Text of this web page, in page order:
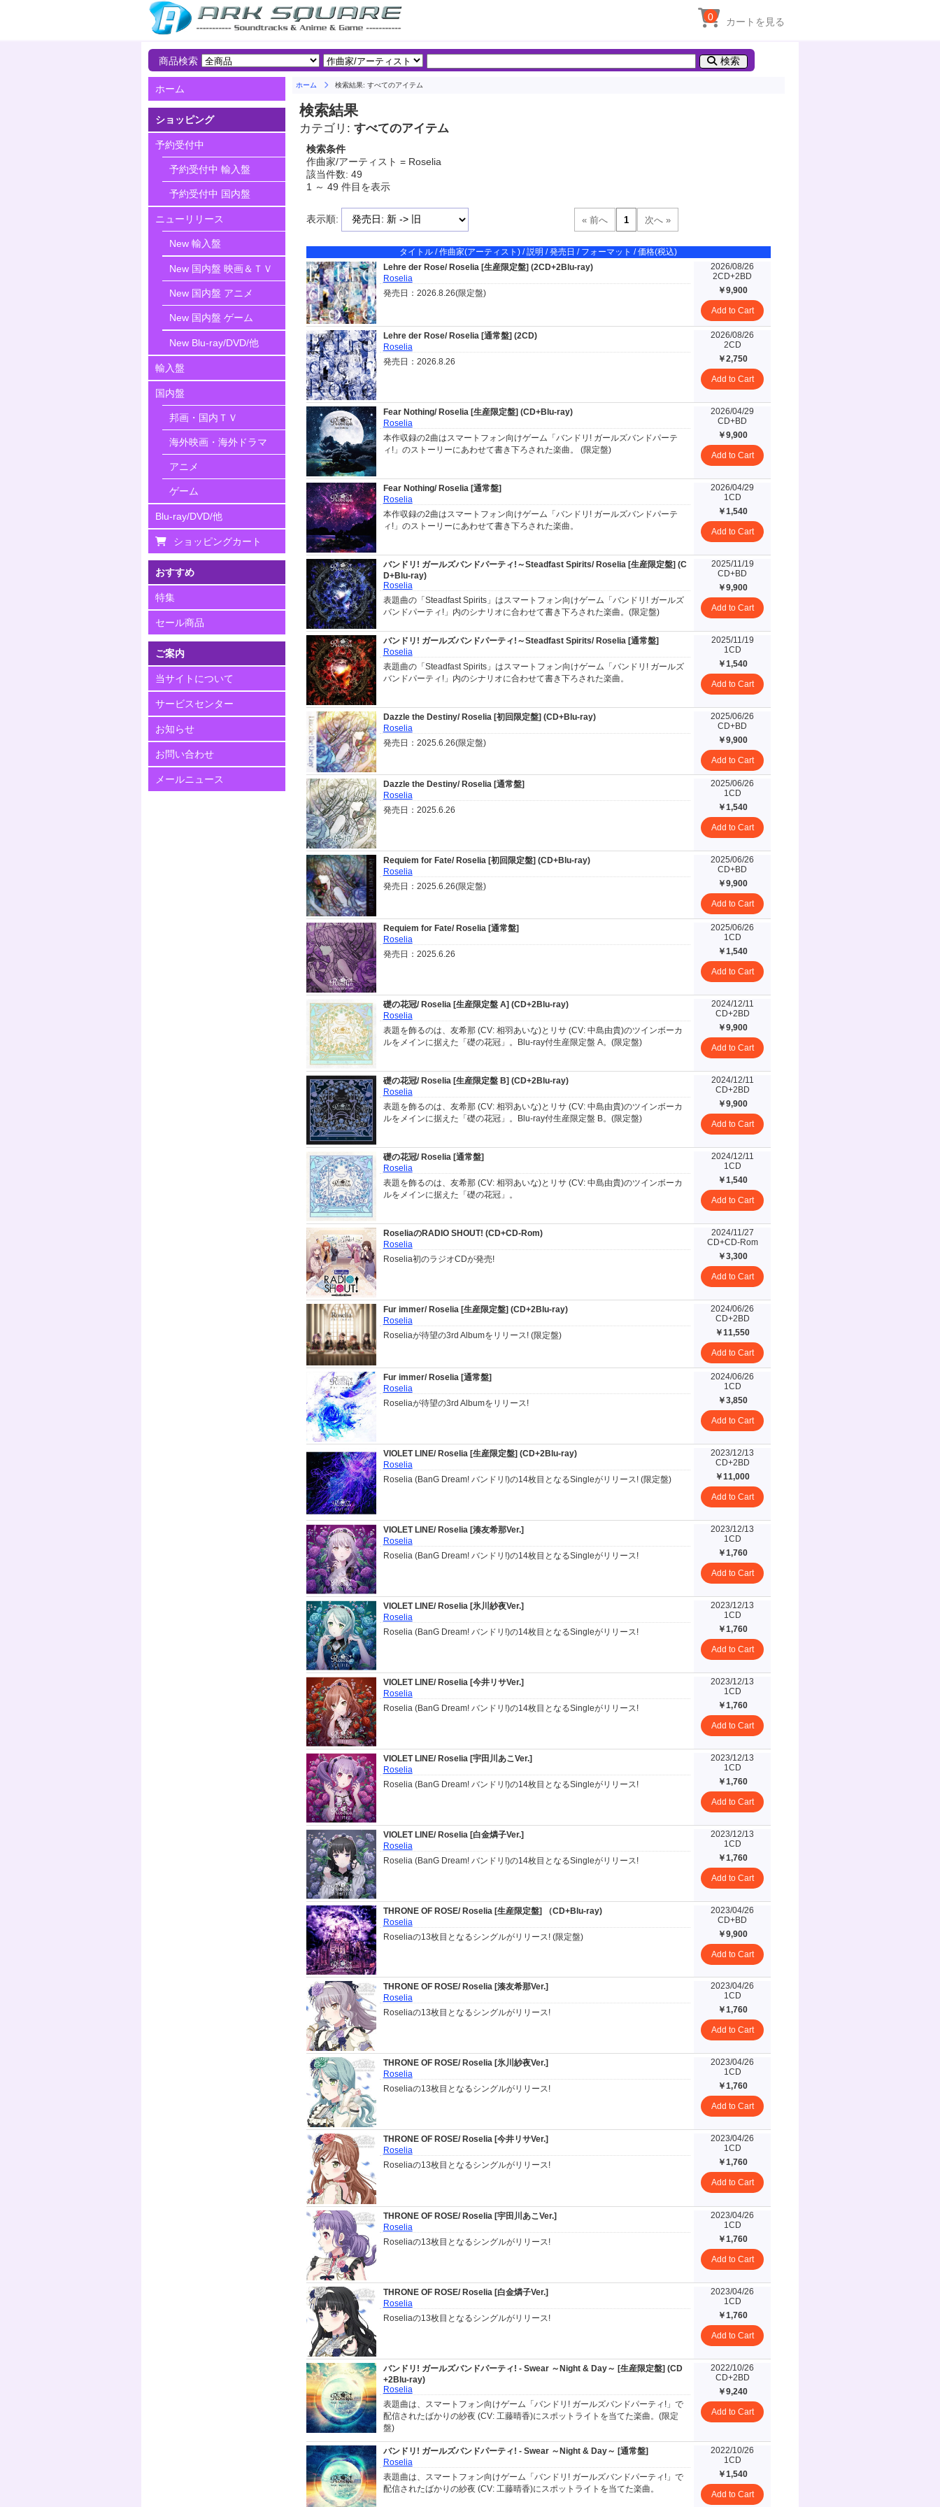
カートを見る
0
商品検索 検索
ホーム
ショッピング
予約受付中
予約受付中 輸入盤
予約受付中 国内盤
ニューリリース
New 輸入盤
New 国内盤 映画＆ＴＶ
New 国内盤 アニメ
New 国内盤 ゲーム
New Blu-ray/DVD/他
輸入盤
国内盤
邦画・国内ＴＶ
海外映画・海外ドラマ
アニメ
ゲーム
Blu-ray/DVD/他
ショッピングカート
おすすめ
特集
セール商品
ご案内
当サイトについて
サービスセンター
お知らせ
お問い合わせ
メールニュース
ホーム 検索結果: すべてのアイテム
検索結果
カテゴリ: すべてのアイテム
検索条件
作曲家/アーティスト = Roselia
該当件数: 49
1 ～ 49 件目を表示
表示順:
タイトル / 作曲家(アーティスト) / 説明 / 発売日 / フォーマット / 価格(税込)
Lehre der Rose/ Roselia [生産限定盤] (2CD+2Blu-ray)
Roselia
発売日：2026.8.26(限定盤)
2026/08/26
2CD+2BD
￥9,900
Add to Cart
Lehre der Rose/ Roselia [通常盤] (2CD)
Roselia
発売日：2026.8.26
2026/08/26
2CD
￥2,750
Add to Cart
Fear Nothing/ Roselia [生産限定盤] (CD+Blu-ray)
Roselia
本作収録の2曲はスマートフォン向けゲーム「バンドリ! ガールズバンドパーテ
ィ!」のストーリーにあわせて書き下ろされた楽曲。 (限定盤)
2026/04/29
CD+BD
￥9,900
Add to Cart
Fear Nothing/ Roselia [通常盤]
Roselia
本作収録の2曲はスマートフォン向けゲーム「バンドリ! ガールズバンドパーテ
ィ!」のストーリーにあわせて書き下ろされた楽曲。
2026/04/29
1CD
￥1,540
Add to Cart
バンドリ! ガールズバンドパーティ!～Steadfast Spirits/ Roselia [生産限定盤] (C
D+Blu-ray)
Roselia
表題曲の「Steadfast Spirits」はスマートフォン向けゲーム「バンドリ! ガールズ
バンドパーティ!」内のシナリオに合わせて書き下ろされた楽曲。(限定盤)
2025/11/19
CD+BD
￥9,900
Add to Cart
バンドリ! ガールズバンドパーティ!～Steadfast Spirits/ Roselia [通常盤]
Roselia
表題曲の「Steadfast Spirits」はスマートフォン向けゲーム「バンドリ! ガールズ
バンドパーティ!」内のシナリオに合わせて書き下ろされた楽曲。
2025/11/19
1CD
￥1,540
Add to Cart
Dazzle the Destiny/ Roselia [初回限定盤] (CD+Blu-ray)
Roselia
発売日：2025.6.26(限定盤)
2025/06/26
CD+BD
￥9,900
Add to Cart
Dazzle the Destiny/ Roselia [通常盤]
Roselia
発売日：2025.6.26
2025/06/26
1CD
￥1,540
Add to Cart
Requiem for Fate/ Roselia [初回限定盤] (CD+Blu-ray)
Roselia
発売日：2025.6.26(限定盤)
2025/06/26
CD+BD
￥9,900
Add to Cart
Requiem for Fate/ Roselia [通常盤]
Roselia
発売日：2025.6.26
2025/06/26
1CD
￥1,540
Add to Cart
礎の花冠/ Roselia [生産限定盤 A] (CD+2Blu-ray)
Roselia
表題を飾るのは、友希那 (CV: 相羽あいな)とリサ (CV: 中島由貴)のツインボーカ
ルをメインに据えた「礎の花冠」。Blu-ray付生産限定盤 A。(限定盤)
2024/12/11
CD+2BD
￥9,900
Add to Cart
礎の花冠/ Roselia [生産限定盤 B] (CD+2Blu-ray)
Roselia
表題を飾るのは、友希那 (CV: 相羽あいな)とリサ (CV: 中島由貴)のツインボーカ
ルをメインに据えた「礎の花冠」。Blu-ray付生産限定盤 B。(限定盤)
2024/12/11
CD+2BD
￥9,900
Add to Cart
礎の花冠/ Roselia [通常盤]
Roselia
表題を飾るのは、友希那 (CV: 相羽あいな)とリサ (CV: 中島由貴)のツインボーカ
ルをメインに据えた「礎の花冠」。
2024/12/11
1CD
￥1,540
Add to Cart
RoseliaのRADIO SHOUT! (CD+CD-Rom)
Roselia
Roselia初のラジオCDが発売!
2024/11/27
CD+CD-Rom
￥3,300
Add to Cart
Fur immer/ Roselia [生産限定盤] (CD+2Blu-ray)
Roselia
Roseliaが待望の3rd Albumをリリース! (限定盤)
2024/06/26
CD+2BD
￥11,550
Add to Cart
Fur immer/ Roselia [通常盤]
Roselia
Roseliaが待望の3rd Albumをリリース!
2024/06/26
1CD
￥3,850
Add to Cart
VIOLET LINE/ Roselia [生産限定盤] (CD+2Blu-ray)
Roselia
Roselia (BanG Dream! バンドリ!)の14枚目となるSingleがリリース! (限定盤)
2023/12/13
CD+2BD
￥11,000
Add to Cart
VIOLET LINE/ Roselia [湊友希那Ver.]
Roselia
Roselia (BanG Dream! バンドリ!)の14枚目となるSingleがリリース!
2023/12/13
1CD
￥1,760
Add to Cart
VIOLET LINE/ Roselia [氷川紗夜Ver.]
Roselia
Roselia (BanG Dream! バンドリ!)の14枚目となるSingleがリリース!
2023/12/13
1CD
￥1,760
Add to Cart
VIOLET LINE/ Roselia [今井リサVer.]
Roselia
Roselia (BanG Dream! バンドリ!)の14枚目となるSingleがリリース!
2023/12/13
1CD
￥1,760
Add to Cart
VIOLET LINE/ Roselia [宇田川あこVer.]
Roselia
Roselia (BanG Dream! バンドリ!)の14枚目となるSingleがリリース!
2023/12/13
1CD
￥1,760
Add to Cart
VIOLET LINE/ Roselia [白金燐子Ver.]
Roselia
Roselia (BanG Dream! バンドリ!)の14枚目となるSingleがリリース!
2023/12/13
1CD
￥1,760
Add to Cart
THRONE OF ROSE/ Roselia [生産限定盤] （CD+Blu-ray)
Roselia
Roseliaの13枚目となるシングルがリリース! (限定盤)
2023/04/26
CD+BD
￥9,900
Add to Cart
THRONE OF ROSE/ Roselia [湊友希那Ver.]
Roselia
Roseliaの13枚目となるシングルがリリース!
2023/04/26
1CD
￥1,760
Add to Cart
THRONE OF ROSE/ Roselia [氷川紗夜Ver.]
Roselia
Roseliaの13枚目となるシングルがリリース!
2023/04/26
1CD
￥1,760
Add to Cart
THRONE OF ROSE/ Roselia [今井リサVer.]
Roselia
Roseliaの13枚目となるシングルがリリース!
2023/04/26
1CD
￥1,760
Add to Cart
THRONE OF ROSE/ Roselia [宇田川あこVer.]
Roselia
Roseliaの13枚目となるシングルがリリース!
2023/04/26
1CD
￥1,760
Add to Cart
THRONE OF ROSE/ Roselia [白金燐子Ver.]
Roselia
Roseliaの13枚目となるシングルがリリース!
2023/04/26
1CD
￥1,760
Add to Cart
バンドリ! ガールズバンドパーティ! - Swear ～Night & Day～ [生産限定盤] (CD
+2Blu-ray)
Roselia
表題曲は、スマートフォン向けゲーム「バンドリ! ガールズバンドパーティ!」で
配信されたばかりの紗夜 (CV: 工藤晴香)にスポットライトを当てた楽曲。(限定
盤)
2022/10/26
CD+2BD
￥9,240
Add to Cart
バンドリ! ガールズバンドパーティ! - Swear ～Night & Day～ [通常盤]
Roselia
表題曲は、スマートフォン向けゲーム「バンドリ! ガールズバンドパーティ!」で
配信されたばかりの紗夜 (CV: 工藤晴香)にスポットライトを当てた楽曲。
2022/10/26
1CD
￥1,540
Add to Cart